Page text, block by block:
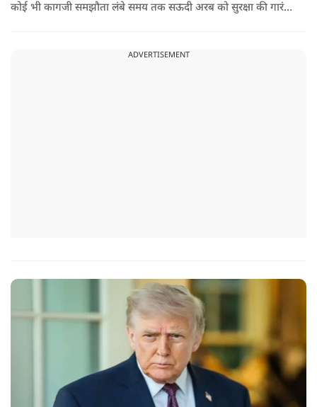
कोई भी कागजी समझौता लंबे समय तक सऊदी अरब को सुरक्षा की गारंटी
ADVERTISEMENT